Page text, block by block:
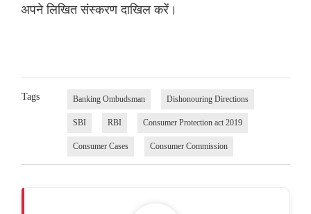
अपने लिखित संस्करण दाखिल करें।
Tags Banking Ombudsman Dishonouring Directions
SBI RBI Consumer Protection act 2019
Consumer Cases Consumer Commission